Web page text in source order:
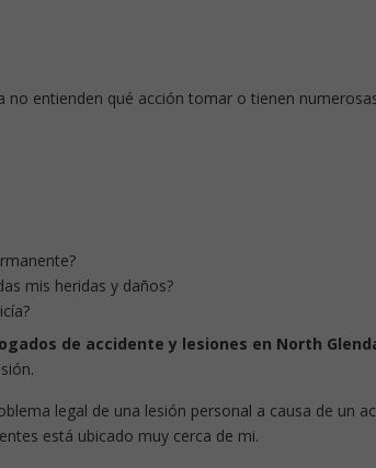
no entienden qué acción tomar o tienen
mis heridas y daños?
de accidente y lesiones en North
legal de una lesión personal a causa de un
está ubicado muy cerca de mi.